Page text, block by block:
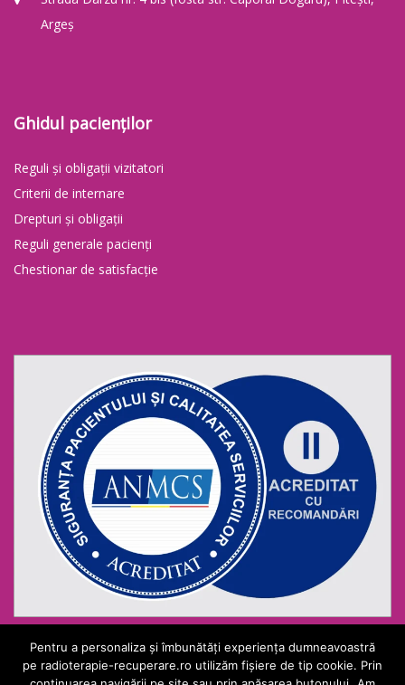
Argeș
Ghidul pacienților
Reguli și obligații vizitatori
Criterii de internare
Drepturi și obligații
Reguli generale pacienți
Chestionar de satisfacție
Pentru a personaliza și îmbunătăți experiența dumneavoastră
pe radioterapie-recuperare.ro utilizăm fișiere de tip cookie. Prin